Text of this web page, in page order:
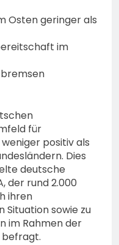
Osten geringer als
im
für
positiv als
Dies
deutsche
der rund 2.000
ihren
Situation sowie zu
im Rahmen der